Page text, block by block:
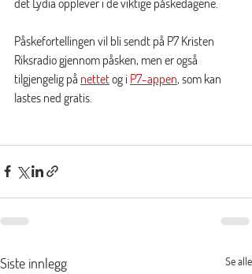
Påskefortellingen vil bli sendt på P7 Kristen
Riksradio gjennom påsken, men er også
tilgjengelig på nettet og i P7-appen, som kan
lastes ned gratis.
Siste innlegg Se alle